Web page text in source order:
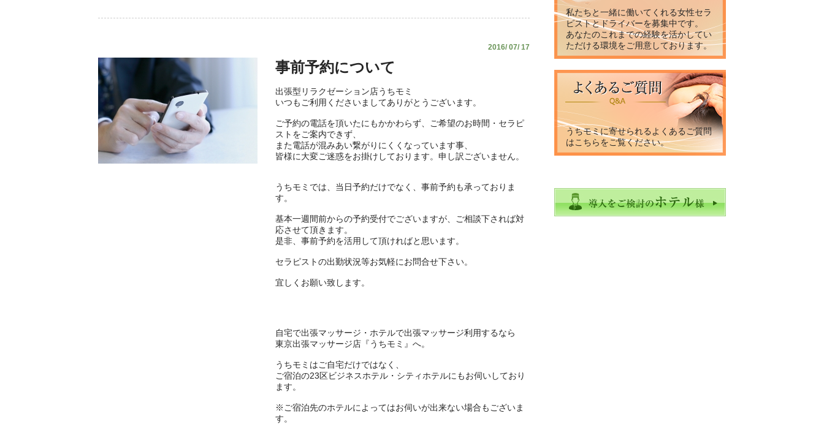
2016/ 07/ 17
事前予約について
出張型リラクゼーション店うちモミ
いつもご利用くださいましてありがとうございます。
ご予約の電話を頂いたにもかかわらず、ご希望のお時間・セラピ
ストをご案内できず、
また電話が混みあい繋がりにくくなっています事、
皆様に大変ご迷惑をお掛けしております。申し訳ございません。
うちモミでは、当日予約だけでなく、事前予約も承っておりま
す。
基本一週間前からの予約受付でございますが、ご相談下されば対
応させて頂きます。
是非、事前予約を活用して頂ければと思います。
セラピストの出勤状況等お気軽にお問合せ下さい。
宜しくお願い致します。
自宅で出張マッサージ・ホテルで出張マッサージ利用するなら
東京出張マッサージ店『うちモミ』へ。
うちモミはご自宅だけではなく、
ご宿泊の23区ビジネスホテル・シティホテルにもお伺いしており
ます。
※ご宿泊先のホテルによってはお伺いが出来ない場合もございま
す。
私たちと一緒に働いてくれる女性セラ
ピストとドライバーを募集中です。
あなたのこれまでの経験を活かしてい
ただける環境をご用意しております。
うちモミに寄せられるよくあるご質問
はこちらをご覧ください。